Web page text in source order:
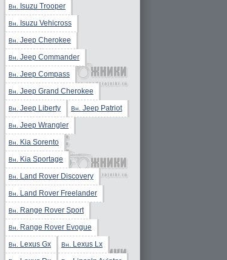
Вн. Isuzu Trooper
Вн. Isuzu Vehicross
Вн. Jeep Cherokee
Вн. Jeep Commander
Вн. Jeep Compass
Вн. Jeep Grand Cherokee
Вн. Jeep Liberty Вн. Jeep Patriot
Вн. Jeep Wrangler
Вн. Kia Sorento
Вн. Kia Sportage
Вн. Land Rover Discovery
Вн. Land Rover Freelander
Вн. Range Rover Sport
Вн. Range Rover Evogue
Вн. Lexus Gx Вн. Lexus Lx